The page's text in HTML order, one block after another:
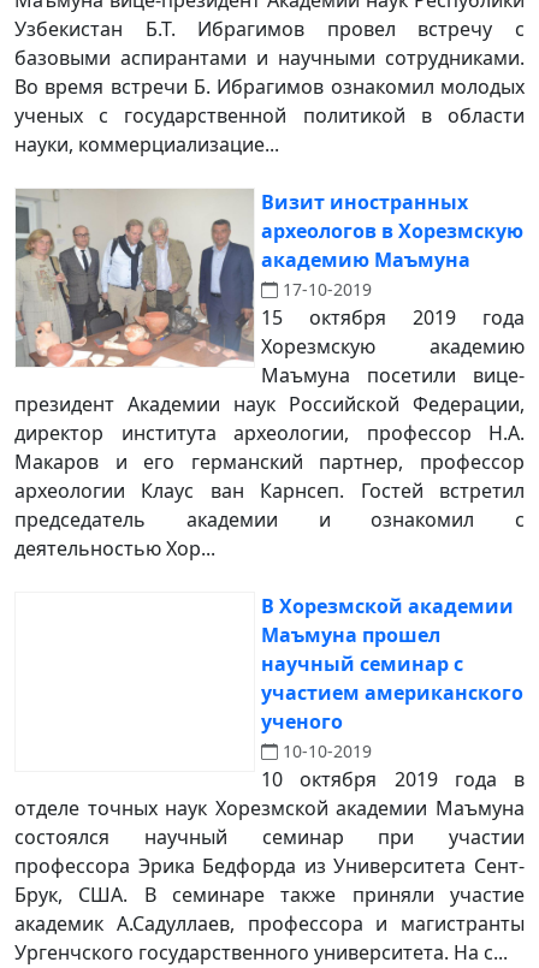
Узбекистан Б.Т. Ибрагимов провел встречу с
базовыми аспирантами и научными сотрудниками.
Во время встречи Б. Ибрагимов ознакомил молодых
ученых с государственной политикой в ​​области
науки, коммерциализацие...
Визит иностранных
археологов в Хорезмскую
академию Маъмуна
17-10-2019
15 октября 2019 года
Хорезмскую академию
Маъмуна посетили вице-
президент Академии наук Российской Федерации,
директор института археологии, профессор Н.А.
Макаров и его германский партнер, профессор
археологии Клаус ван Карнсеп. Гостей встретил
председатель академии и ознакомил с
деятельностью Хор...
В Хорезмской академии
Маъмуна прошел
научный семинар с
участием американского
ученого
10-10-2019
10 октября 2019 года в
отделе точных наук Хорезмской академии Маъмуна
состоялся научный семинар при участии
профессора Эрика Бедфорда из Университета Сент-
Брук, США. В семинаре также приняли участие
академик А.Садуллаев, профессора и магистранты
Ургенчского государственного университета. На с...